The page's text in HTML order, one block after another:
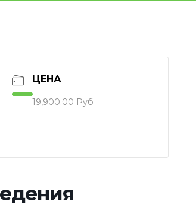
ЦЕНА
19,900.00 Руб